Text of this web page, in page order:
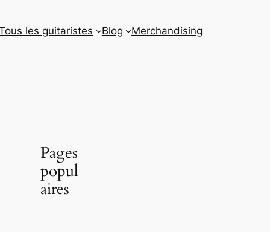
les guitaristes Blog Merchandising
Pages
popul
aires